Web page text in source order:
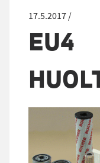
17.5.2017 /
EU4